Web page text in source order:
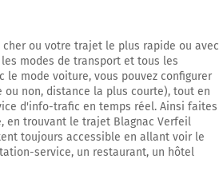
sur 5 kilomètres
ou votre trajet le plus rapide ou avec
modes de transport et tous les
mode voiture, vous pouvez configurer
non, distance la plus courte), tout en
d'info-trafic en temps réel. Ainsi faites
en trouvant le trajet Blagnac Verfeil
toujours accessible en allant voir le
service, un restaurant, un hôtel